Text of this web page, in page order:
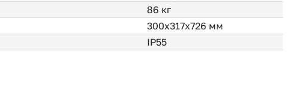
86 кг
300х317х726 мм
IP55